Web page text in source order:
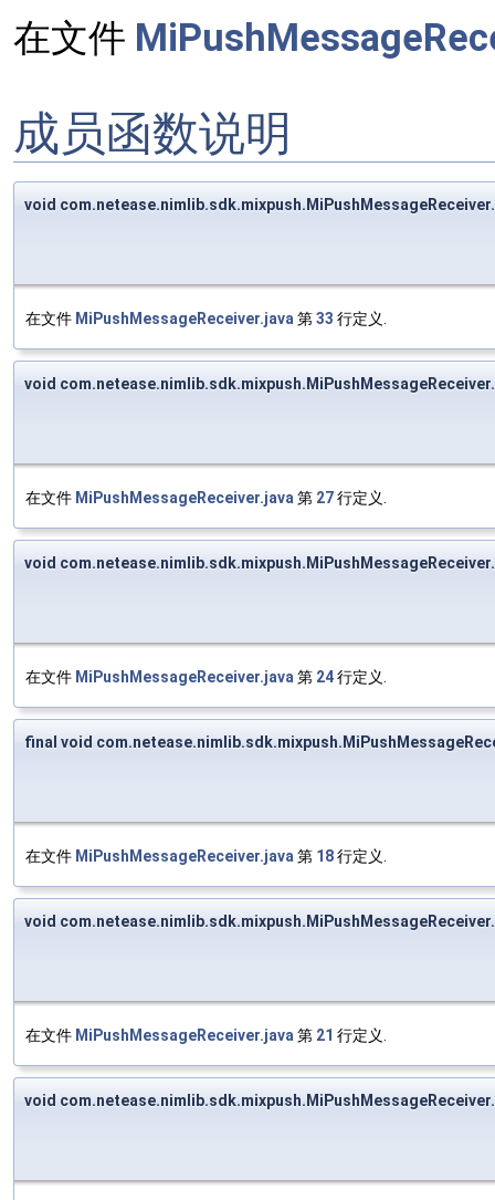
在文件
成员函数说明
void
在文件 MiPushMessageReceiver.java第33 行定义.
void
在文件 MiPushMessageReceiver.java第 27行定义.
void
在文件 MiPushMessageReceiver.java第 24行定义.
final void
在文件 MiPushMessageReceiver.java第 18行定义.
void
在文件 MiPushMessageReceiver.java第 21 行定义.
void